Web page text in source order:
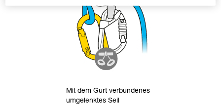
Mit dem Gurt verbundenes
umgelenktes Seil